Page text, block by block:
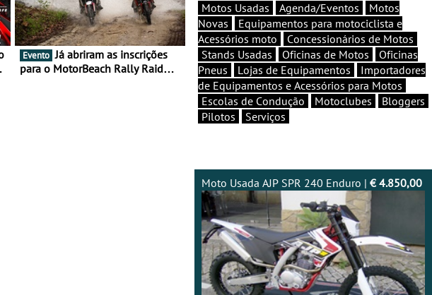
Evento Já abriram as inscrições
para o MotorBeach Rally Raid
Motos Usadas Agenda/Eventos
Motos
Novas
Equipamentos para motociclista e
Acessórios moto
Concessionários de Motos
Stands Usadas
Oficinas de Motos
Oficinas
Pneus
Lojas de Equipamentos
Importadores
de Equipamentos e Acessórios para Motos
Escolas de Condução
Motoclubes
Bloggers
Pilotos
Serviços
Moto Usada AJP SPR 240 Enduro | € 4.850,00